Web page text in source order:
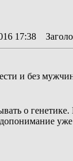
17:38
и без
о